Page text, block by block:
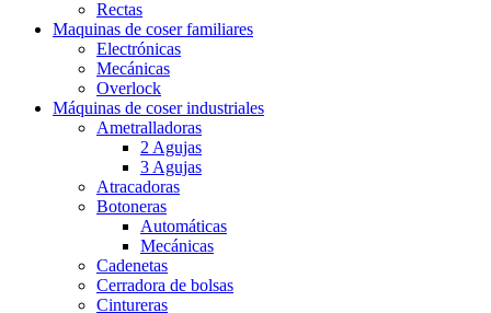
Rectas
Maquinas de coser familiares
Electrónicas
Mecánicas
Overlock
Máquinas de coser industriales
Ametralladoras
2 Agujas
3 Agujas
Atracadoras
Botoneras
Automáticas
Mecánicas
Cadenetas
Cerradora de bolsas
Cintureras